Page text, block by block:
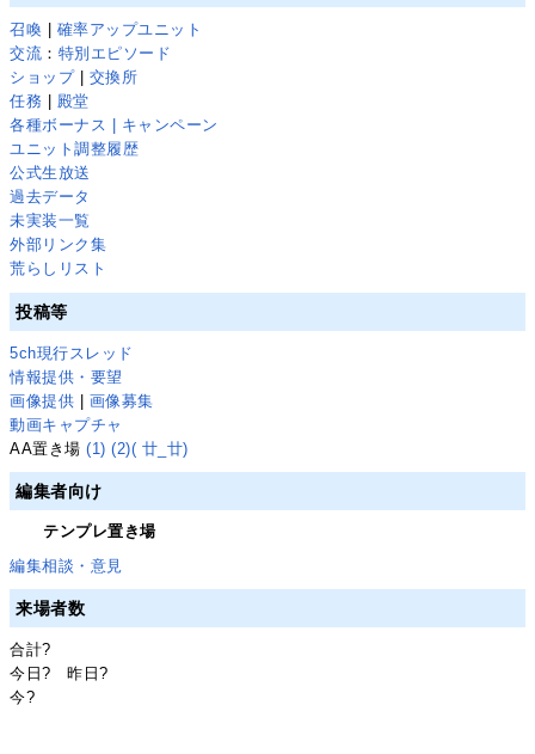
召喚
確率アップユニット
交流 ： 特別エピソード
ショップ| 交換所
任務
殿堂
各種ボーナス | キャンペーン
ユニット調整履歴
公式生放送
過去データ
未実装一覧
外部リンク集
荒らしリスト
投稿等
5ch現行スレッド
情報提供・要望
画像提供 | 画像募集
動画キャプチャ
AA置き場(1) (2)( 廿_廿)
編集者向け
テンプレ置き場
編集相談・意見
来場者数
合計?
今日? 昨日?
今?